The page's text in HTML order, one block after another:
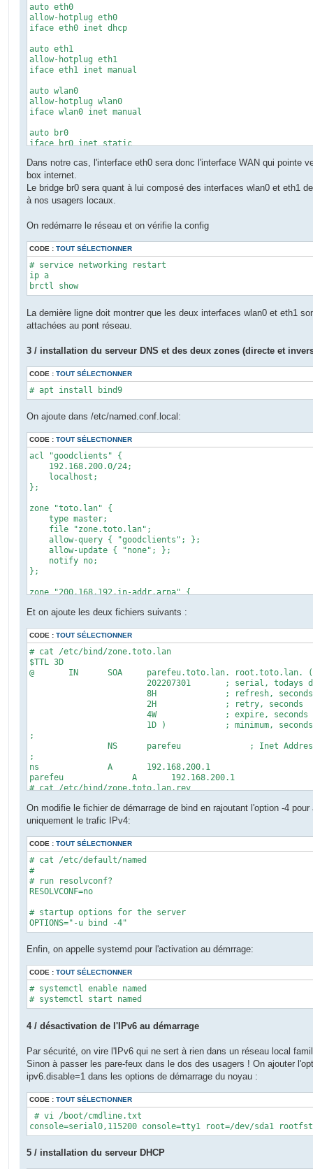
auto eth0
allow-hotplug eth0
iface eth0 inet dhcp
auto eth1
allow-hotplug eth1
iface eth1 inet manual
auto wlan0
allow-hotplug wlan0
iface wlan0 inet manual
auto br0
iface br0 inet static
	bridge_ports eth1 wlan0
	bridge_stp off
	bridge_fd 0
Dans notre cas, l'interface eth0 sera donc l'interface WAN qui pointe
box internet.
Le bridge br0 sera quant à lui composé des interfaces wlan0 et eth1
à nos usagers locaux.
On redémarre le réseau et on vérifie la config
CODE : TOUT SÉLECTIONNER
# service networking restart
ip a
brctl show
La dernière ligne doit montrer que les deux interfaces wlan0 et eth1
attachées au pont réseau.
3 / installation du serveur DNS et des deux zones (directe et
CODE : TOUT SÉLECTIONNER
# apt install bind9
On ajoute dans /etc/named.conf.local:
CODE : TOUT SÉLECTIONNER
acl "goodclients" {
    192.168.200.0/24;
    localhost;
};
zone "toto.lan" {
    type master;
    file "zone.toto.lan";
    allow-query { "goodclients"; };
    allow-update { "none"; };
    notify no;
};
zone "200.168.192.in-addr.arpa" {
    file "zone.toto.lan.rev";
    allow-update { "none"; };
    notify no;
};
Et on ajoute les deux fichiers suivants :
CODE : TOUT SÉLECTIONNER
# cat /etc/bind/zone.toto.lan
$TTL 3D
@       IN      SOA     parefeu.toto.lan. root.toto.lan. (
202207301       ; serial, todays
                        8H              ; refresh, seconds
                        2H              ; retry, seconds
                        4W              ; expire, seconds
                        1D )            ; minimum, seconds
;
NS      parefeu              ; Inet
;
ns              A       192.168.200.1
parefeu              A       192.168.200.1
# cat /etc/bind/zone.toto.lan.rev
@       IN      SOA     parefeu.toto.lan. root.toto.lan. (
202207301 ; Serial, todays date +
                        2H      ; Retry
                        4W      ; Expire
                        1D)     ; Minimum TTL
                NS      parefeu.toto.lan.
1               PTR     parefeu.toto.lan.
On modifie le fichier de démarrage de bind en rajoutant l'option -4 pour
uniquement le trafic IPv4:
CODE : TOUT SÉLECTIONNER
# cat /etc/default/named
#
# run resolvconf?
RESOLVCONF=no
# startup options for the server
OPTIONS="-u bind -4"
Enfin, on appelle systemd pour l'activation au démrrage:
CODE : TOUT SÉLECTIONNER
# systemctl enable named
# systemctl start named
4 / désactivation de l'IPv6 au démarrage
Par sécurité, on vire l'IPv6 qui ne sert à rien dans un réseau local
Sinon à passer les pare-feux dans le dos des usagers ! On ajouter
ipv6.disable=1 dans les options de démarrage du noyau :
CODE : TOUT SÉLECTIONNER
# vi /boot/cmdline.txt
console=serial0,115200 console=tty1 root=/dev/sda1
5 / installation du serveur DHCP